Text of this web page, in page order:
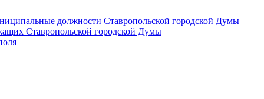
должности Ставропольской городской Думы
Ставропольской городской Думы